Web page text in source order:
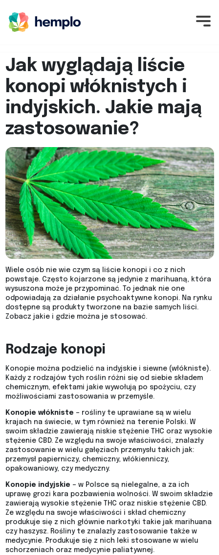
Jak wyglądają liście
konopi włóknistych i
indyjskich. Jakie mają
zastosowanie?
Wiele osób nie wie czym są liście konopi i co z nich
powstaje. Często kojarzone są jedynie z marihuaną, która
wysuszona może je przypominać. To jednak nie one
odpowiadają za działanie psychoaktywne konopi. Na rynku
dostępne są produkty tworzone na bazie samych liści.
Zobacz jakie i gdzie można je stosować.
Rodzaje konopi
Konopie można podzielić na indyjskie i siewne (włókniste).
Każdy z rodzajów tych roślin różni się od siebie składem
chemicznym, efektami jakie wywołują po spożyciu, czy
możliwościami zastosowania w przemyśle.
Konopie włókniste – rośliny te uprawiane są w wielu
krajach na świecie, w tym również na terenie Polski. W
swoim składzie zawierają niskie stężenie THC oraz wysokie
stężenie CBD. Ze względu na swoje właściwości, znalazły
zastosowanie w wielu gałęziach przemysłu takich jak:
przemysł papierniczy, chemiczny, włókienniczy,
opakowaniowy, czy medyczny.
Konopie indyjskie – w Polsce są nielegalne, a za ich
uprawę grozi kara pozbawienia wolności. W swoim składzie
zawierają wysokie stężenie THC oraz niskie stężenie CBD.
Ze względu na swoje właściwości i skład chemiczny
produkuje się z nich głównie narkotyki takie jak marihuana
czy haszysz. Rośliny te znalazły zastosowanie także w
medycynie. Produkuje się z nich leki stosowane w wielu
schorzeniach oraz medycynie paliatywnej.